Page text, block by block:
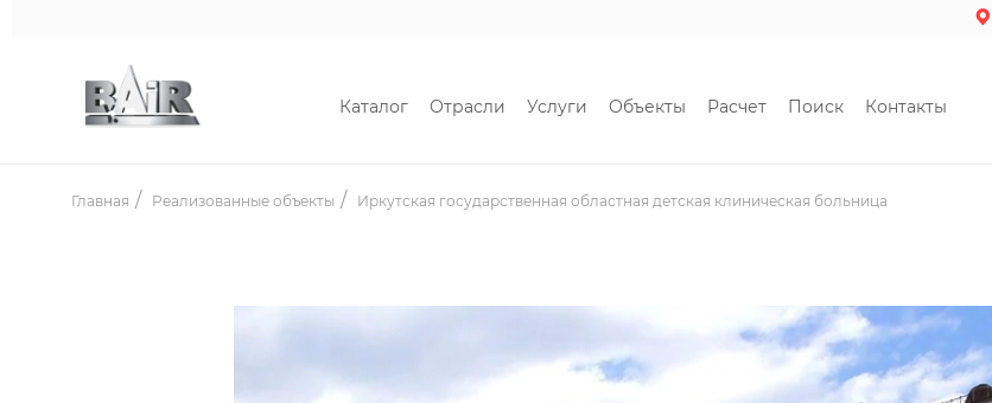
Каталог Отрасли Услуги Объекты Расчет Поиск Контакты
Главная Реализованные объекты Иркутская государственная областная детская клиническая больница